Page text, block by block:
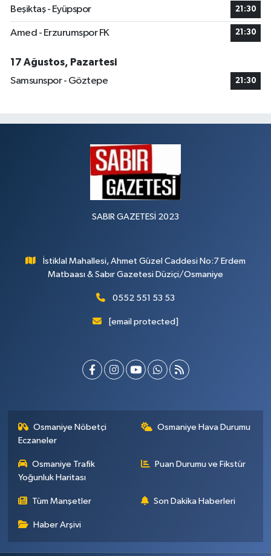
Beşiktaş - Eyüpspor 21:30
Amed - Erzurumspor FK 21:30
17 Ağustos, Pazartesi
Samsunspor - Göztepe
21:30
SABIR GAZETESİ 2023
İstiklal Mahallesi, Ahmet Güzel Caddesi No:7 Erdem
Matbaası & Sabır Gazetesi Düziçi/Osmaniye
0552 551 53 53
[email protected]
Osmaniye Nöbetçi
Eczaneler
Osmaniye Hava Durumu
Osmaniye Trafik
Yoğunluk Haritası
Puan Durumu ve Fikstür
Tüm Manşetler Son Dakika Haberleri
Haber Arşivi